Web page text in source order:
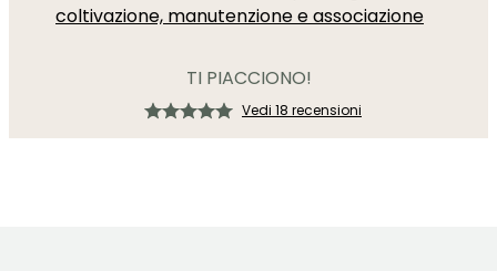
coltivazione, manutenzione e associazione
TI PIACCIONO!
Vedi 18 recensioni